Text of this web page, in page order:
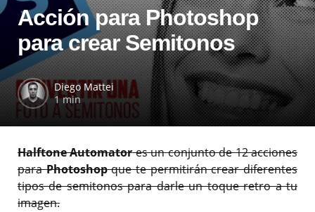
Acción para Photoshop
para crear Semitonos
Diego Mattei
1 min
Halftone Automatores un conjunto de 12 acciones
paraPhotoshopque te permitirán crear diferentes
tipos de semitonos para darle un toque retro a tu
imagen.